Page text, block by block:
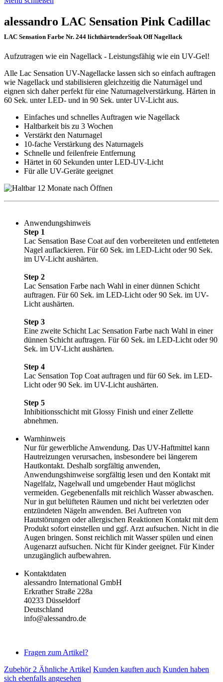
alessandro LAC Sensation Pink Cadillac
LAC Sensation Farbe Nr. 244 lichthärtenderSoak Off Nagellack
Aufzutragen wie ein Nagellack - Leistungsfähig wie ein UV-Gel!
Alle Lac Sensation UV-Nagellacke lassen sich so einfach auftragen
wie Nagellack und stabilisieren gleichzeitig die Naturnägel und
eignen sich daher perfekt für eine Naturnagelverstärkung. Härten in
60 Sek. unter LED- und in 90 Sek. unter UV-Licht aus.
Einfaches und schnelles Auftragen wie Nagellack
Haltbarkeit bis zu 3 Wochen
Verstärkt den Naturnagel
10-fache Verstärkung des Naturnagels
Schnelle und feilenfreie Entfernung
Härtet in 60 Sekunden unter LED-UV-Licht
Für alle UV-Geräte geeignet
Anwendungshinweis
Step 1
Lac Sensation Base Coat auf den vorbereiteten und entfetteten
Nagel auflackieren. Für 60 Sek. im LED-Licht oder 90 Sek.
im UV-Licht aushärten.
Step 2
Lac Sensation Farbe nach Wahl in einer dünnen Schicht
auftragen. Für 60 Sek. im LED-Licht oder 90 Sek. im UV-
Licht aushärten.
Step 3
Eine zweite Schicht Lac Sensation Farbe nach Wahl in einer
dünnen Schicht auftragen. Für 60 Sek. im LED-Licht oder 90
Sek. im UV-Licht aushärten.
Step 4
Lac Sensation Top Coat auftragen und für 60 Sek. im LED-
Licht oder 90 Sek. im UV-Licht aushärten.
Step 5
Inhibitionsschicht mit Glossy Finish und einer Zellette
abnehmen.
Warnhinweis
Nur für gewerbliche Anwendung. Das UV-Haftmittel kann
Hautreizungen verursachen, insbesondere bei längerem
Hautkontakt. Deshalb sorgfältig anwenden,
Anwendungshinweise sorgfältig lesen und den Kontakt mit
Nagelfalz, Nagelwall und umgebender Haut möglichst
vermeiden. Gegebenenfalls mit reichlich Wasser abwaschen.
Nur in gut belüfteten Räumen und nicht bei verletzten oder
entzündeten Nägeln anwenden. Bei Auftreten von
Hautstörungen oder allergischen Reaktionen Kontakt mit dem
Produkt sofort einstellen und ggf. Arzt aufsuchen. Nicht in die
Augen bringen. Sonst reichlich mit Wasser spülen und einen
Augenarzt aufsuchen. Nicht für Kinder geeignet. Für Kinder
unzugänglich aufbewahren.
Kontaktdaten
alessandro International GmbH
Erkrather Straße 228a
40233 Düsseldorf
Deutschland
info@alessandro.de
Fragen zum Artikel?
Zubehör 2 Ähnliche Artikel Kunden kauften auch Kunden haben
sich ebenfalls angesehen